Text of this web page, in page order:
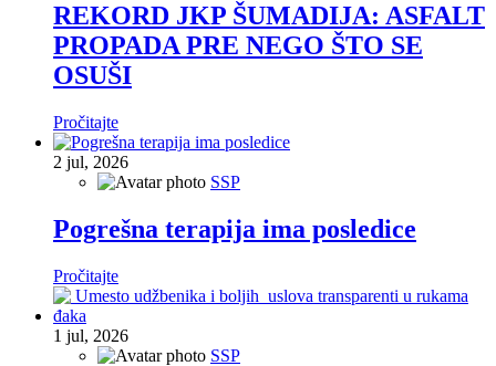
REKORD JKP ŠUMADIJA: ASFALT
PROPADA PRE NEGO ŠTO SE
OSUŠI
Pročitajte
2 jul, 2026
SSP
Pogrešna terapija ima posledice
Pročitajte
1 jul, 2026
SSP